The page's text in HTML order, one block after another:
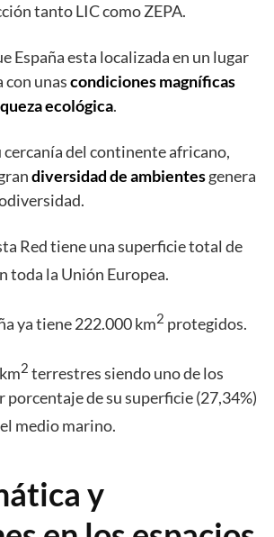
tanto LIC como ZEPA.
España esta localizada en un lugar
con unascondiciones magníficas
ecológica.
cercanía del continente africano,
diversidad de ambientesgenera
Red tiene una superficie total de
toda la Unión Europea.
ya tiene 222.000 km2 protegidos.
2 terrestres siendo uno de los
porcentaje de su superficie (27,34%)
medio marino.
y